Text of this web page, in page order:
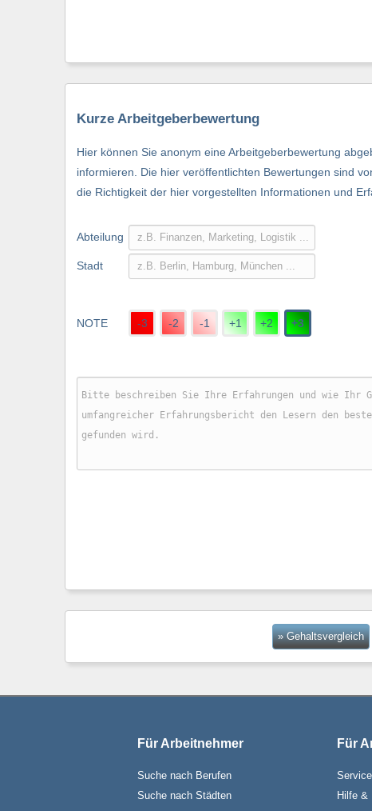
Kurze Arbeitgeberbewertung
Hier können Sie anonym eine Arbeitgeberbewertung
informieren. Die hier veröffentlichten Bewertungen sind
die Richtigkeit der hier vorgestellten Informationen und
Abteilung
Stadt
NOTE -3 -2 -1 +1 +2 +3
» Gehaltsvergleich
Für Arbeitnehmer
Suche nach Berufen
Suche nach Städten
Für
Hilfe &